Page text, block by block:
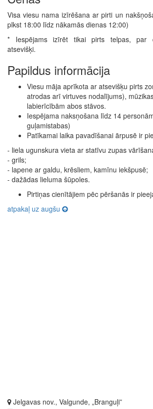
Visa viesu nama izīrēšana ar pirti un
plkst 18:00 līdz nākamās dienas 12:00)
* Iespējams izīrēt tikai pirts telpas, par
atsevišķi.
Papildus informācija
Viesu māja aprīkota ar atsevišķu pirts
atrodas arī virtuves nodalījums),
labierīcībām abos stāvos.
Iespējama naksņošana līdz 14
guļamistabas)
Patīkamai laika pavadīšanai ārpusē ir
- liela ugunskura vieta ar statīvu zupas
- grils;
- lapene ar galdu, krēsliem, kamīnu iekšpusē;
- dažādas lieluma šūpoles.
Pirtiņas cienītājiem pēc pēršanās ir
atpakaļ uz augšu
Jelgavas nov., Valgunde, „Branguļi”